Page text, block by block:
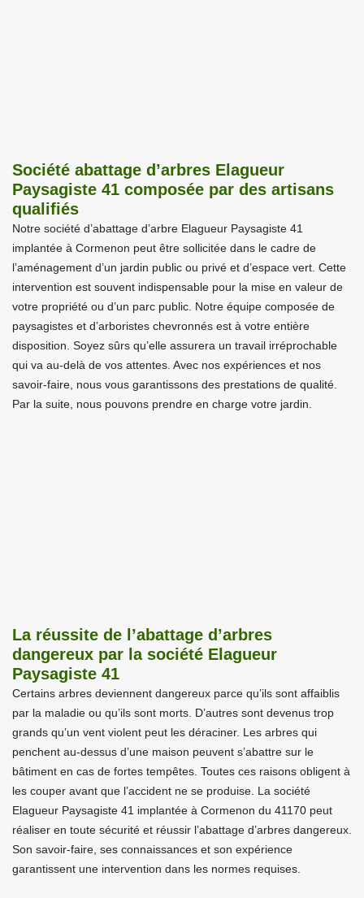
Société abattage d’arbres Elagueur
Paysagiste 41 composée par des artisans
qualifiés
Notre société d’abattage d’arbre Elagueur Paysagiste 41
implantée à Cormenon peut être sollicitée dans le cadre de
l’aménagement d’un jardin public ou privé et d’espace vert. Cette
intervention est souvent indispensable pour la mise en valeur de
votre propriété ou d’un parc public. Notre équipe composée de
paysagistes et d’arboristes chevronnés est à votre entière
disposition. Soyez sûrs qu’elle assurera un travail irréprochable
qui va au-delà de vos attentes. Avec nos expériences et nos
savoir-faire, nous vous garantissons des prestations de qualité.
Par la suite, nous pouvons prendre en charge votre jardin.
La réussite de l’abattage d’arbres
dangereux par la société Elagueur
Paysagiste 41
Certains arbres deviennent dangereux parce qu’ils sont affaiblis
par la maladie ou qu’ils sont morts. D’autres sont devenus trop
grands qu’un vent violent peut les déraciner. Les arbres qui
penchent au-dessus d’une maison peuvent s’abattre sur le
bâtiment en cas de fortes tempêtes. Toutes ces raisons obligent à
les couper avant que l’accident ne se produise. La société
Elagueur Paysagiste 41 implantée à Cormenon du 41170 peut
réaliser en toute sécurité et réussir l’abattage d’arbres dangereux.
Son savoir-faire, ses connaissances et son expérience
garantissent une intervention dans les normes requises.